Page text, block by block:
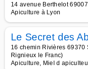
14 avenue Berthelot
Apiculture à Lyon
Le Secret des
16 chemin Rivières 69370
Rignieux le Franc)
Apiculture, Miel d